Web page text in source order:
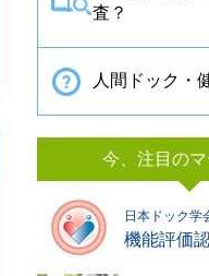
査？
人間ドック・
今、注目の
日本ドック学
機能評価